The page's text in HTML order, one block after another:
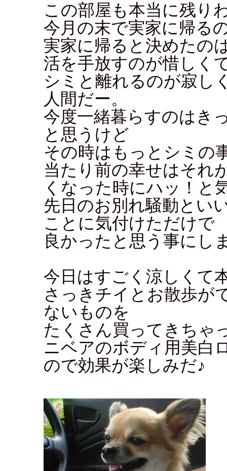
この部屋も本当に残り
今月の末で実家に帰る
実家に帰ると決めたの
活を手放すのが惜しく
シミと離れるのが寂し
人間だー。
今度一緒暮らすのはき
と思うけど
その時はもっとシミの
当たり前の幸せはそれ
くなった時にハッ！と
先日のお別れ騒動とい
ことに気付けただけで
良かったと思う事にし
今日はすごく涼しくて
さっきチイとお散歩が
ないものを
たくさん買ってきちゃ
ニベアのボディ用美白
ので効果が楽しみだ♪